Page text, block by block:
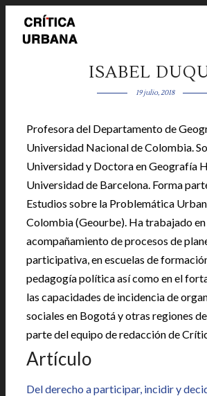
ISABEL
19 julio, 2018
Profesora del Departamento de
Universidad Nacional de Colombia.
Universidad y Doctora en Geografía
Universidad de Barcelona. Forma
Estudios sobre la Problemática
Colombia (Geourbe). Ha trabajado
acompañamiento de procesos de
participativa, en escuelas de
pedagogía política así como en el
las capacidades de incidencia de
sociales en Bogotá y otras regiones
parte del equipo de redacción de
Artículo
Del derecho a participar, incidir y